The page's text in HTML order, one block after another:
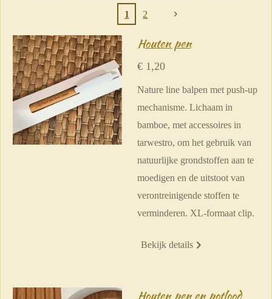
1 2
Houten pen
€ 1,20
Nature line balpen met push-up
mechanisme. Lichaam in
bamboe, met accessoires in
tarwestro, om het gebruik van
natuurlijke grondstoffen aan te
moedigen en de uitstoot van
verontreinigende stoffen te
verminderen. XL-formaat clip.
Bekijk details
Houten pen en potlood